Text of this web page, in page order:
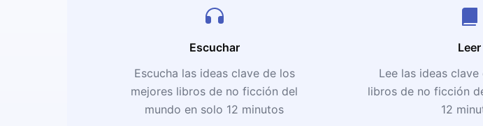
Escuchar
Escucha las ideas clave de los
mejores libros de no ficción del
mundo en solo 12 minutos
Leer
Lee las ideas
libros de no ficción
12